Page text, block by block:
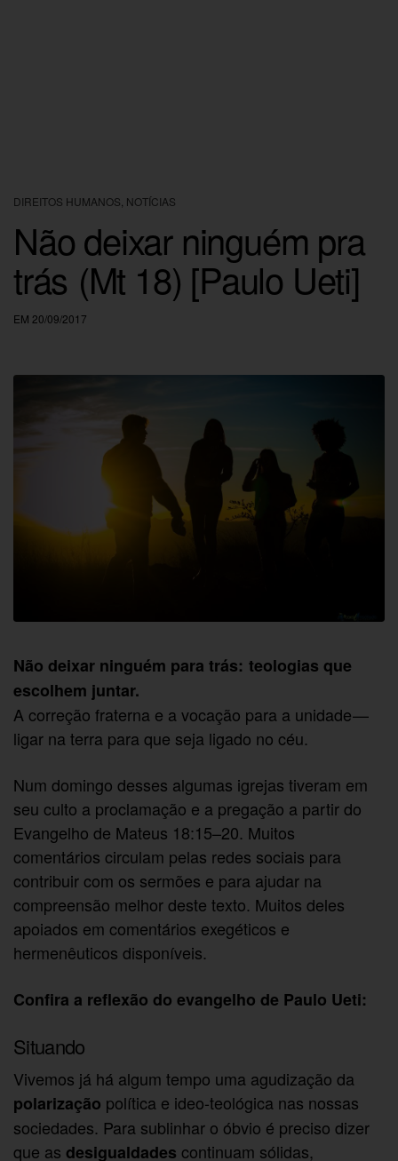
DIREITOS HUMANOS NOTÍCIAS
Não deixar ninguém pra
trás (Mt 18) [Paulo Ueti]
EM 20/09/2017
Não deixar ninguém para trás: teologias que
escolhem juntar.
A correção fraterna e a vocação para a unidade —
ligar na terra para que seja ligado no céu.
Num domingo desses algumas igrejas tiveram em
seu culto a proclamação e a pregação a partir do
Evangelho de Mateus 18:15–20. Muitos
comentários circulam pelas redes sociais para
contribuir com os sermões e para ajudar na
compreensão melhor deste texto. Muitos deles
apoiados em comentários exegéticos e
hermenêuticos disponíveis.
Confira a reflexão do evangelho de Paulo Ueti:
Situando
Vivemos já há algum tempo uma agudização da
polarização política e ideo-teológica nas nossas
sociedades. Para sublinhar o óbvio é preciso dizer
que as desigualdades continuam sólidas,